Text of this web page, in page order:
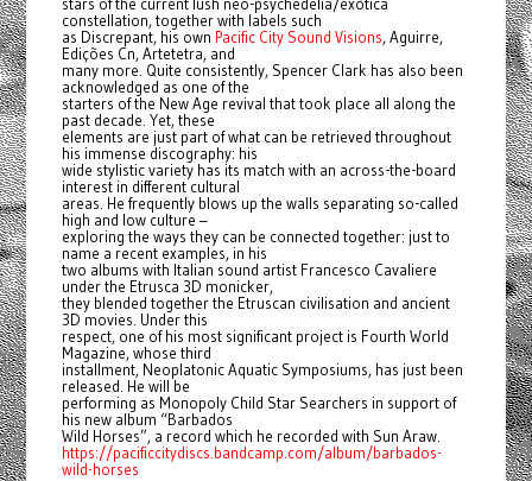
stars of the current lush neo-psychedelia/exotica
constellation, together with labels such
as Discrepant, his own Pacific City Sound Visions, Aguirre,
Edições Cn, Artetetra, and
many more. Quite consistently, Spencer Clark has also been
acknowledged as one of the
starters of the New Age revival that took place all along the
past decade. Yet, these
elements are just part of what can be retrieved throughout
his immense discography: his
wide stylistic variety has its match with an across-the-board
interest in different cultural
areas. He frequently blows up the walls separating so-called
high and low culture –
exploring the ways they can be connected together: just to
name a recent examples, in his
two albums with Italian sound artist Francesco Cavaliere
under the Etrusca 3D monicker,
they blended together the Etruscan civilisation and ancient
3D movies. Under this
respect, one of his most significant project is Fourth World
Magazine, whose third
installment, Neoplatonic Aquatic Symposiums, has just been
released. He will be
performing as Monopoly Child Star Searchers in support of
his new album “Barbados
Wild Horses”, a record which he recorded with Sun Araw.
https://pacificcitydiscs.bandcamp.com/album/barbados-
wild-horses